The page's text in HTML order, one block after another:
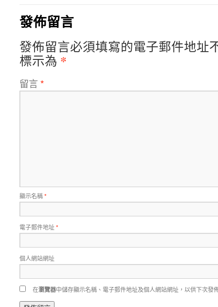
發佈留言
發佈留言必須填寫的電子郵件地址
標示為 *
留言 *
顯示名稱*
電子郵件地址*
個人網站網址
在瀏覽器中儲存顯示名稱、電子郵件地址及個人網站網址，以供下次發